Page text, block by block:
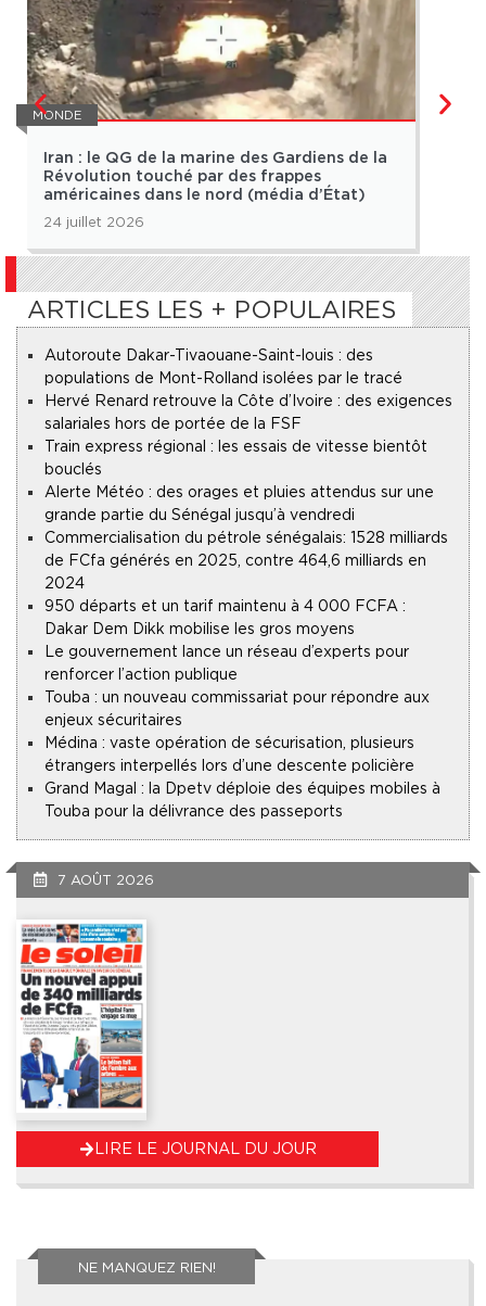
MONDE
Iran : le QG de la marine des Gardiens de la
Révolution touché par des frappes
américaines dans le nord (média d’État)
24 juillet 2026
ARTICLES LES + POPULAIRES
Autoroute Dakar-Tivaouane-Saint-louis : des
populations de Mont-Rolland isolées par le tracé
Hervé Renard retrouve la Côte d’Ivoire : des exigences
salariales hors de portée de la FSF
Train express régional : les essais de vitesse bientôt
bouclés
Alerte Météo : des orages et pluies attendus sur une
grande partie du Sénégal jusqu’à vendredi
Commercialisation du pétrole sénégalais : 1528 milliards
de FCfa générés en 2025, contre 464,6 milliards en
2024
950 départs et un tarif maintenu à 4 000 FCFA :
Dakar Dem Dikk mobilise les gros moyens
Le gouvernement lance un réseau d’experts pour
renforcer l’action publique
Touba : un nouveau commissariat pour répondre aux
enjeux sécuritaires
Médina : vaste opération de sécurisation, plusieurs
étrangers interpellés lors d’une descente policière
Grand Magal : la Dpetv déploie des équipes mobiles à
Touba pour la délivrance des passeports
7 AOÛT 2026
LIRE LE JOURNAL DU JOUR
NE MANQUEZ RIEN!